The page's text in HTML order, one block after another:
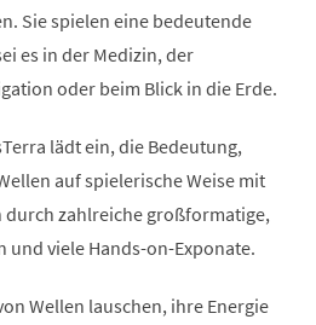
Sie spielen eine bedeutende
es in der Medizin, der
oder beim Blick in die Erde.
lädt ein, die Bedeutung,
auf spielerische Weise mit
durch zahlreiche großformatige,
viele Hands-on-Exponate.
Wellen lauschen, ihre Energie